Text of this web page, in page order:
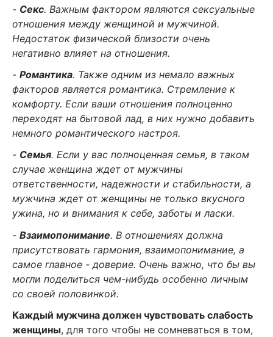
- Секс. Важным фактором являются сексуальные
отношения между женщиной и мужчиной.
Недостаток физической близости очень
негативно влияет на отношения.
- Романтика. Также одним из немало важных
факторов является романтика. Стремление к
комфорту. Если ваши отношения полноценно
переходят на бытовой лад, в них нужно добавить
немного романтического настроя.
- Семья. Если у вас полноценная семья, в таком
случае женщина ждет от мужчины
ответственности, надежности и стабильности, а
мужчина ждет от женщины не только вкусного
ужина, но и внимания к себе, заботы и ласки.
- Взаимопонимание. В отношениях должна
присутствовать гармония, взаимопонимание, а
самое главное - доверие. Очень важно, что бы вы
могли поделиться чем-нибудь особенно личным
со своей половинкой.
Каждый мужчина должен чувствовать слабость
женщины, для того чтобы не сомневаться в том,